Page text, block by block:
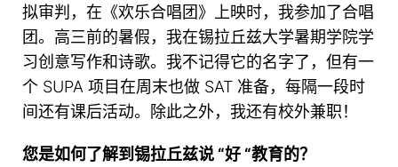
拟审判，在《欢乐合唱团》上映时，我参加了合唱
团。高三前的暑假，我在锡拉丘兹大学暑期学院学
习创意写作和诗歌。我不记得它的名字了，但有一
个 SUPA 项目在周末也做 SAT 准备，每隔一段时
间还有课后活动。除此之外，我还有校外兼职！
您是如何了解到锡拉丘兹说 “好 “教育的？